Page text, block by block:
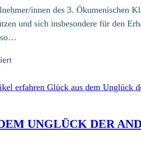
innen des 3. Ökumenischen
und sich insbesondere für den
so…
für
heißt
in
UNGLÜCK DER